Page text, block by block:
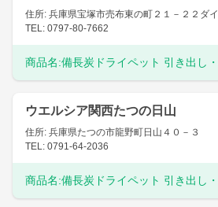
住所: 兵庫県宝塚市売布東の町２１－２２ダ
TEL: 0797-80-7662
商品名:備長炭ドライペット 引き出し
ウエルシア関西たつの日山
住所: 兵庫県たつの市龍野町日山４０－３
TEL: 0791-64-2036
商品名:備長炭ドライペット 引き出し